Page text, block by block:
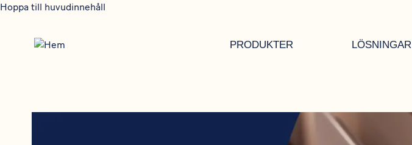
Hoppa till huvudinnehåll
PRODUKTER LÖSNINGAR